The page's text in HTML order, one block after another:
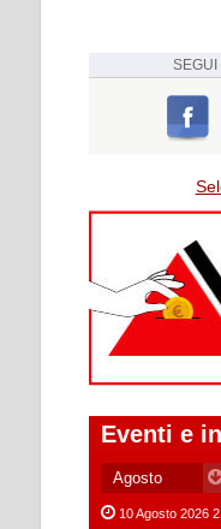
SEGUI
Eventi e
10 Agosto 2026